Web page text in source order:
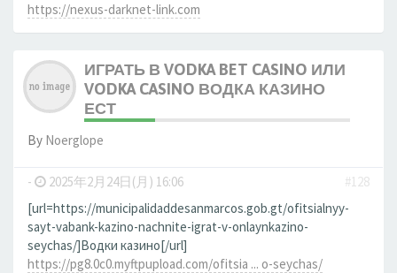
https://nexus-darknet-link.com
ИГРАТЬ В VODKA BET CASINO ИЛИ
VODKA CASINO ВОДКА КАЗИНО
ЕСТ
By Noerglope
- 2025年2月24日(月) 16:06
#128
[url=https://municipalidaddesanmarcos.gob.gt/ofitsialnyy-
sayt-vabank-kazino-nachnite-igrat-v-onlaynkazino-
seychas/]Водки казино[/url]
https://pg8.0c0.myftpupload.com/ofitsia ... o-seychas/